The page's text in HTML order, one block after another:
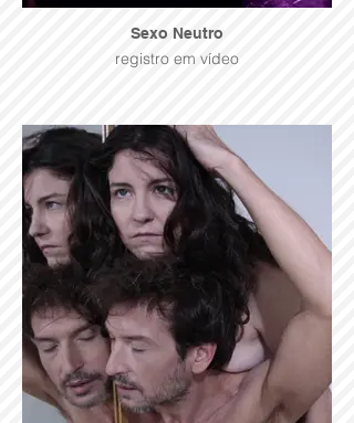
Sexo Neutro
registro em vídeo